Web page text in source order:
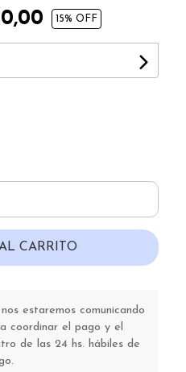
15% OFF
CARRITO
estaremos comunicando
coordinar el pago y el
de las 24 hs. hábiles de